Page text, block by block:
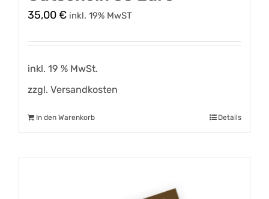
35,00€ inkl. 19% MwST
inkl. 19 % MwSt.
zzgl. Versandkosten
In den Warenkorb Details